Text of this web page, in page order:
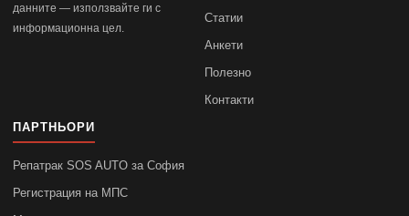
данните — използвайте ги с
информационна цел.
Статии
Анкети
Полезно
Контакти
ПАРТНЬОРИ
Репатрак SOS AUTO за София
Регистрация на МПС